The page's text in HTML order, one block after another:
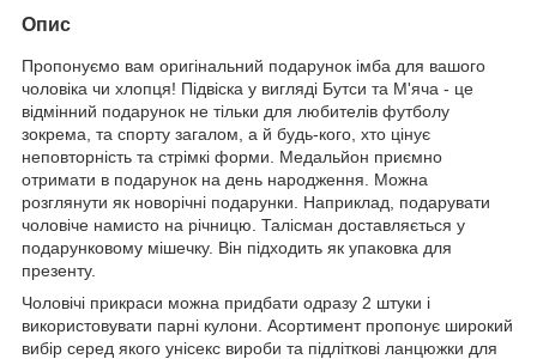
Опис
Пропонуємо вам оригінальний подарунок імба для вашого
чоловіка чи хлопця! Підвіска у вигляді Бутси та М'яча - це
відмінний подарунок не тільки для любителів футболу
зокрема, та спорту загалом, а й будь-кого, хто цінує
неповторність та стрімкі форми. Медальйон приємно
отримати в подарунок на день народження. Можна
розглянути як новорічні подарунки. Наприклад, подарувати
чоловіче намисто на річницю. Талісман доставляється у
подарунковому мішечку. Він підходить як упаковка для
презенту.
Чоловічі прикраси можна придбати одразу 2 штуки і
використовувати парні кулони. Асортимент пропонує широкий
вибір серед якого унісекс вироби та підліткові ланцюжки для